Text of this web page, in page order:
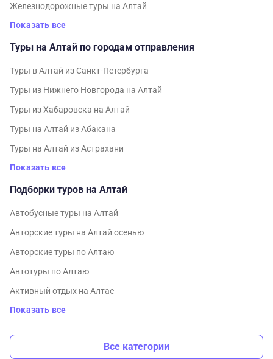
Железнодорожные туры на Алтай
Показать все
Туры на Алтай по городам отправления
Туры в Алтай из Санкт-Петербурга
Туры из Нижнего Новгорода на Алтай
Туры из Хабаровска на Алтай
Туры на Алтай из Абакана
Туры на Алтай из Астрахани
Показать все
Подборки туров на Алтай
Автобусные туры на Алтай
Авторские туры на Алтай осенью
Авторские туры по Алтаю
Автотуры по Алтаю
Активный отдых на Алтае
Показать все
Все категории